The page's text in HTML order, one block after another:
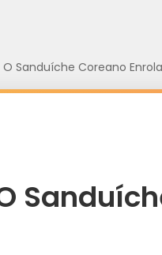
Sanduíche Coreano